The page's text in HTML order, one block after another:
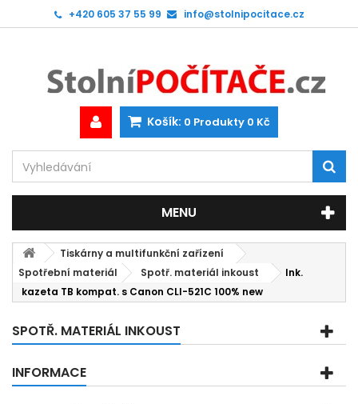
+420 605 37 55 99 info@stolnipocitace.cz
Košík: 0 Produkty 0 Kč
MENU
Tiskárny a multifunkční zařízení
Spotřební materiál
Spotř. materiál inkoust
Ink.
kazeta TB kompat. s Canon CLI-521C 100% new
SPOTŘ. MATERIÁL INKOUST
INFORMACE